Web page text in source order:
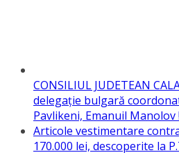
CONSILIUL JUDETEAN
delegație bulgară
Pavlikeni, Emanuil Manolov !
Articole vestimentare
170.000 lei, descoperite la